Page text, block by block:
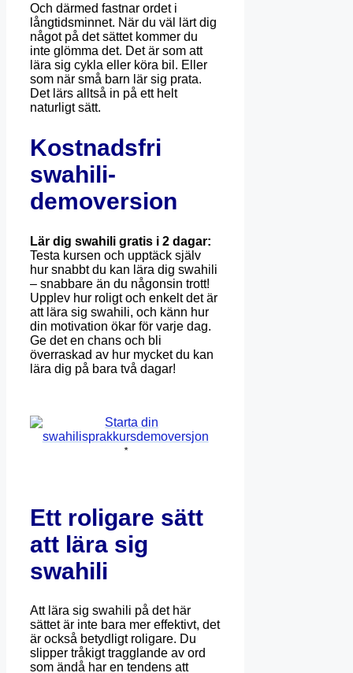
Och därmed fastnar ordet i
långtidsminnet. När du väl lärt dig
något på det sättet kommer du
inte glömma det. Det är som att
lära sig cykla eller köra bil. Eller
som när små barn lär sig prata.
Det lärs alltså in på ett helt
naturligt sätt.
Kostnadsfri
swahili-
demoversion
Lär dig swahili gratis i 2 dagar:
Testa kursen och upptäck själv
hur snabbt du kan lära dig swahili
– snabbare än du någonsin trott!
Upplev hur roligt och enkelt det är
att lära sig swahili, och känn hur
din motivation ökar för varje dag.
Ge det en chans och bli
överraskad av hur mycket du kan
lära dig på bara två dagar!
*
Ett roligare sätt
att lära sig
swahili
Att lära sig swahili på det här
sättet är inte bara mer effektivt, det
är också betydligt roligare. Du
slipper tråkigt tragglande av ord
som ändå har en tendens att